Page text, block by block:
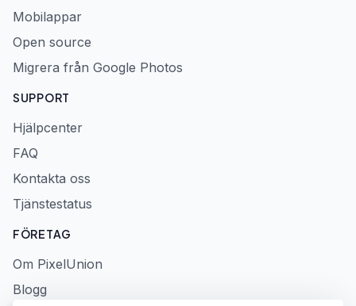
Mobilappar
Open source
Migrera från Google Photos
SUPPORT
Hjälpcenter
FAQ
Kontakta oss
Tjänstestatus
FÖRETAG
Om PixelUnion
Blogg